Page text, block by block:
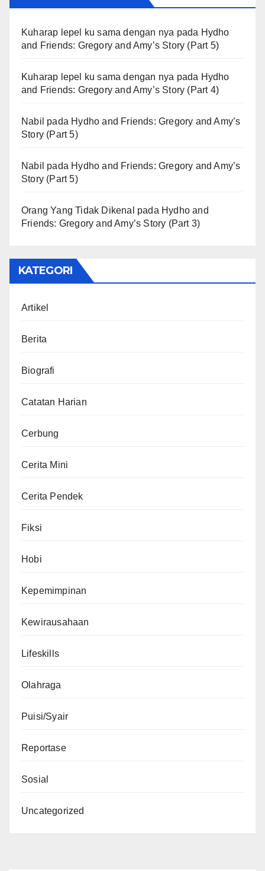
Kuharap lepel ku sama dengan nya pada Hydho
and Friends: Gregory and Amy’s Story (Part 5)
Kuharap lepel ku sama dengan nya pada Hydho
and Friends: Gregory and Amy’s Story (Part 4)
Nabil pada Hydho and Friends: Gregory and Amy’s
Story (Part 5)
Nabil pada Hydho and Friends: Gregory and Amy’s
Story (Part 5)
Orang Yang Tidak Dikenal pada Hydho and
Friends: Gregory and Amy’s Story (Part 3)
KATEGORI
Artikel
Berita
Biografi
Catatan Harian
Cerbung
Cerita Mini
Cerita Pendek
Fiksi
Hobi
Kepemimpinan
Kewirausahaan
Lifeskills
Olahraga
Puisi/Syair
Reportase
Sosial
Uncategorized